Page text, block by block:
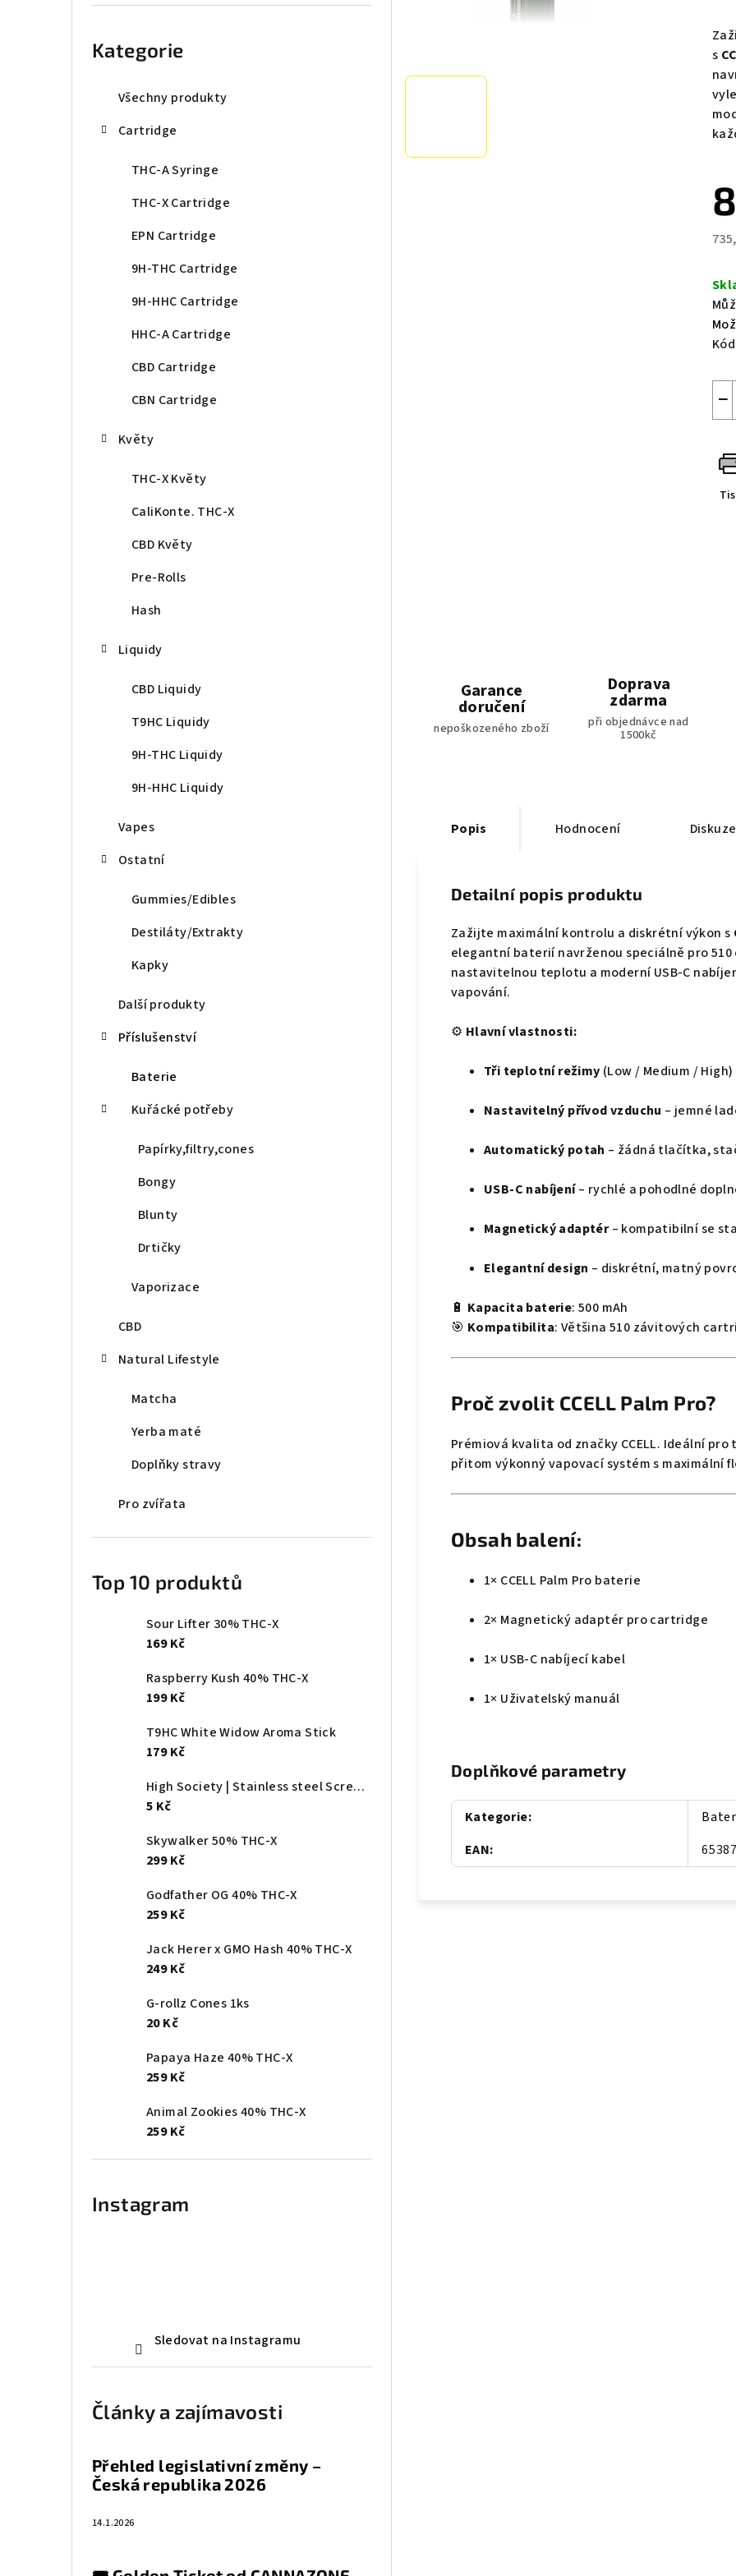
Kategorie
Všechny produkty
Cartridge
THC-A Syringe
THC-X Cartridge
EPN Cartridge
9H-THC Cartridge
9H-HHC Cartridge
HHC-A Cartridge
CBD Cartridge
CBN Cartridge
Květy
THC-X Květy
CaliKonte. THC-X
CBD Květy
Pre-Rolls
Hash
Liquidy
CBD Liquidy
T9HC Liquidy
9H-THC Liquidy
9H-HHC Liquidy
Vapes
Ostatní
Gummies/Edibles
Destiláty/Extrakty
Kapky
Další produkty
Příslušenství
Baterie
Kuřácké potřeby
Papírky,filtry,cones
Bongy
Blunty
Drtičky
Vaporizace
CBD
Natural Lifestyle
Matcha
Yerba maté
Doplňky stravy
Pro zvířata
Top 10 produktů
Sour Lifter 30% THC-X
169 Kč
Raspberry Kush 40% THC-X
199 Kč
T9HC White Widow Aroma Stick
179 Kč
High Society | Stainless steel Screen - Ø:20mm
5 Kč
Skywalker 50% THC-X
299 Kč
Godfather OG 40% THC-X
259 Kč
Jack Herer x GMO Hash 40% THC-X
249 Kč
G-rollz Cones 1ks
20 Kč
Papaya Haze 40% THC-X
259 Kč
Animal Zookies 40% THC-X
259 Kč
Instagram
Sledovat na Instagramu
Články a zajímavosti
Přehled legislativní změny –
Česká republika 2026
14.1.2026
je
0,0
z
5
s
−
Garance
doručení
nepoškozeného zboží
Doprava
zdarma
při objednávce nad
1500kč
Popis Hodnocení Diskuze
Detailní popis produktu
Zažijte maximální kontrolu a diskrétní výkon s
elegantní baterií navrženou speciálně pro
nastavitelnou teplotu a moderní USB-C
vapování.
⚙️ Hlavní vlastnosti:
Tři teplotní režimy (Low / Medium /
Nastavitelný přívod vzduchu – jemné
Automatický potah – žádná tlačítka,
USB-C nabíjení– rychlé a pohodlné
Magnetický adaptér – kompatibilní se
Elegantní design – diskrétní, matný
🔋 Kapacita baterie: 500 mAh
🎯 Kompatibilita: Většina 510 závitových
Proč zvolit CCELL Palm Pro?
Prémiová kvalita od značky CCELL. Ideální
přitom výkonný vapovací systém s maximální
Obsah balení:
1× CCELL Palm Pro baterie
2× Magnetický adaptér pro cartridge
1× USB-C nabíjecí kabel
1× Uživatelský manuál
Doplňkové parametry
Kategorie:
EAN: